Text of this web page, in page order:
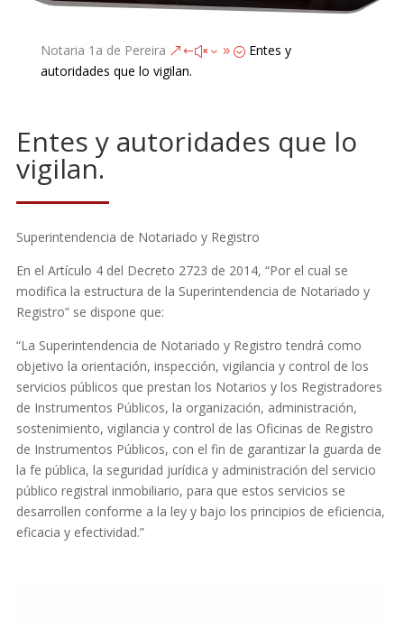
Notaria 1a de Pereira &#x39; Entes y
autoridades que lo vigilan.
Entes y autoridades que lo
vigilan.
Superintendencia de Notariado y Registro
En el Artículo 4 del Decreto 2723 de 2014, “Por el cual se
modifica la estructura de la Superintendencia de Notariado y
Registro” se dispone que:
“La Superintendencia de Notariado y Registro tendrá como
objetivo la orientación, inspección, vigilancia y control de los
servicios públicos que prestan los Notarios y los Registradores
de Instrumentos Públicos, la organización, administración,
sostenimiento, vigilancia y control de las Oficinas de Registro
de Instrumentos Públicos, con el fin de garantizar la guarda de
la fe pública, la seguridad jurídica y administración del servicio
público registral inmobiliario, para que estos servicios se
desarrollen conforme a la ley y bajo los principios de eficiencia,
eficacia y efectividad.”